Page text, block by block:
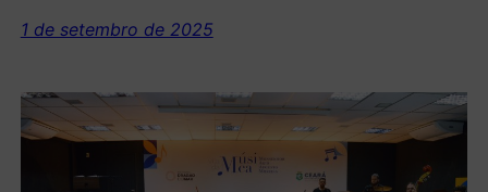
1 de setembro de 2025